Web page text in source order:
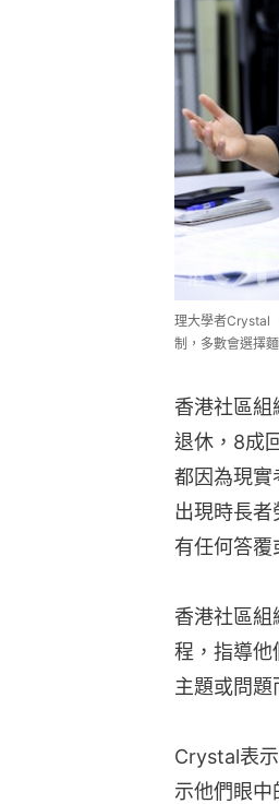
理大學者Crystal
制，多數會選擇
香港社區
退休，8成
都因為現實
出現時長者
有任何答覆
香港社區
程，指導他
主題或問題
Crystal表
示他們眼